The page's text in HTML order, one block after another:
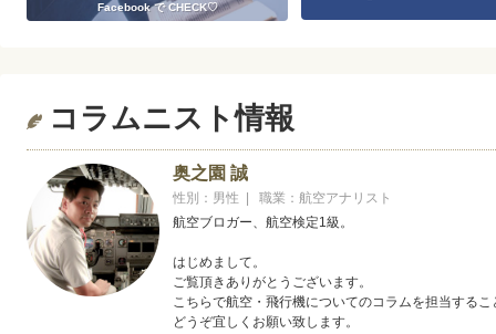
Facebook で CHECK♡
コラムニスト情報
奥之園 誠
性別：男性 | 職業：航空アナリスト
航空ブロガー、航空検定1級。
はじめまして。
ご覧頂きありがとうございます。
こちらで航空・飛行機についてのコラムを担当する
どうぞ宜しくお願い致します。